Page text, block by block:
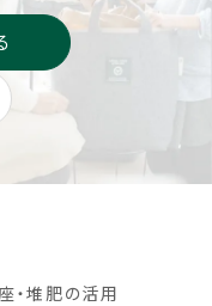
・堆肥の活用